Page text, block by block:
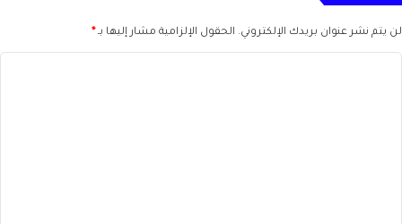
لن يتم نشر عنوان بريدك الإلكتروني. الحقول الإلزامية مشار إليها بـ*